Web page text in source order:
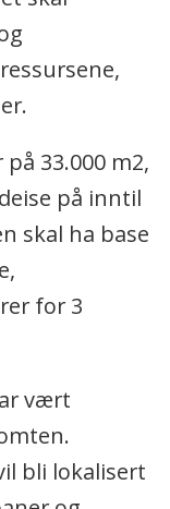
33.000 m2,
på inntil
skal ha base
for 3
vært
bli lokalisert